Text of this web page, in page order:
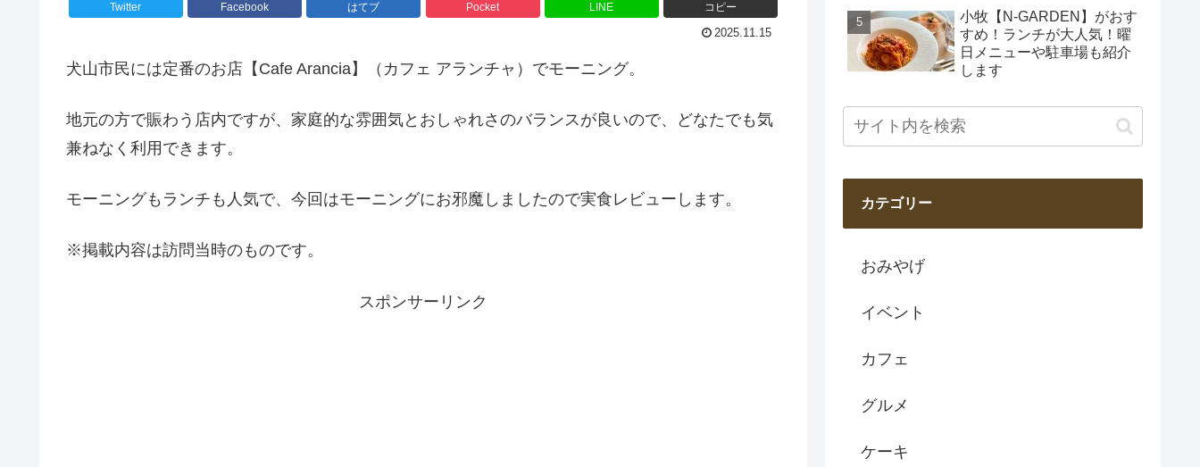
Twitter Facebook はてブ Pocket LINE コピー
2025.11.15
犬山市民には定番のお店【Cafe Arancia】（カフェ アランチャ）でモーニング。
地元の方で賑わう店内ですが、家庭的な雰囲気とおしゃれさのバランスが良いので、どなたでも気
兼ねなく利用できます。
モーニングもランチも人気で、今回はモーニングにお邪魔しましたので実食レビューします。
※掲載内容は訪問当時のものです。
スポンサーリンク
小牧【N-GARDEN】がおす
すめ！ランチが大人気！曜
日メニューや駐車場も紹介
します
カテゴリー
おみやげ
イベント
カフェ
グルメ
ケーキ